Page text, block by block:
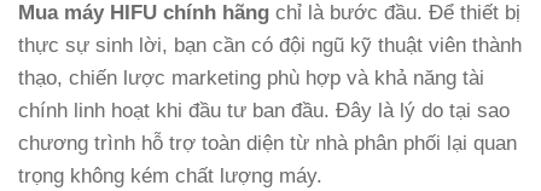
Mua máy HIFU chính hãng chỉ là bước đầu. Để thiết bị
thực sự sinh lời, bạn cần có đội ngũ kỹ thuật viên thành
thạo, chiến lược marketing phù hợp và khả năng tài
chính linh hoạt khi đầu tư ban đầu. Đây là lý do tại sao
chương trình hỗ trợ toàn diện từ nhà phân phối lại quan
trọng không kém chất lượng máy.